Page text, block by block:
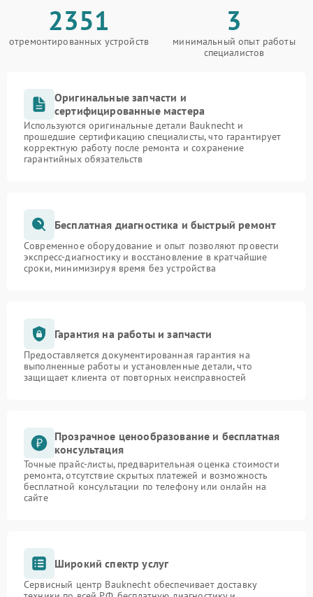
2351
отремонтированных устройств
3
минимальный опыт работы
специалистов
Оригинальные запчасти и
сертифицированные мастера
Используются оригинальные детали Bauknecht и
прошедшие сертификацию специалисты, что гарантирует
корректную работу после ремонта и сохранение
гарантийных обязательств
Бесплатная диагностика и быстрый ремонт
Современное оборудование и опыт позволяют провести
экспресс-диагностику и восстановление в кратчайшие
сроки, минимизируя время без устройства
Гарантия на работы и запчасти
Предоставляется документированная гарантия на
выполненные работы и установленные детали, что
защищает клиента от повторных неисправностей
Прозрачное ценообразование и бесплатная
консультация
Точные прайс-листы, предварительная оценка стоимости
ремонта, отсутствие скрытых платежей и возможность
бесплатной консультации по телефону или онлайн на
сайте
Широкий спектр услуг
Сервисный центр Bauknecht обеспечивает доставку